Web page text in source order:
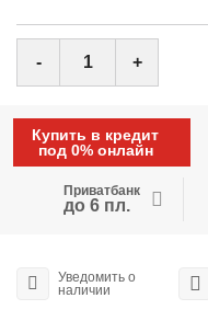
- +
Купить в кредит
под 0% онлайн
Приватбанк
до 6 пл.
Уведомить о
наличии